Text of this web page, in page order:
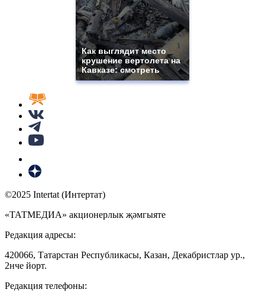
Как выглядит место
крушение вертолета на
Кавказе: смотреть
©2025 Intertat (Интертат)
«ТАТМЕДИА» акционерлык җәмгыяте
Редакция адресы:
420066, Татарстан Республикасы, Казан, Декабристлар ур.,
2нче йорт.
Редакция телефоны: